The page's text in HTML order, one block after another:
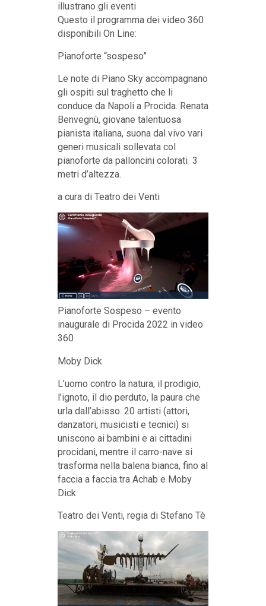
illustrano gli eventi
Questo il programma dei video 360
disponibili On Line:
Pianoforte “sospeso”
Le note di Piano Sky accompagnano
gli ospiti sul traghetto che li
conduce da Napoli a Procida. Renata
Benvegnù, giovane talentuosa
pianista italiana, suona dal vivo vari
generi musicali sollevata col
pianoforte da palloncini colorati 3
metri d’altezza.
a cura di Teatro dei Venti
Pianoforte Sospeso – evento
inaugurale di Procida 2022 in video
360
Moby Dick
L’uomo contro la natura, il prodigio,
l’ignoto, il dio perduto, la paura che
urla dall’abisso. 20 artisti (attori,
danzatori, musicisti e tecnici) si
uniscono ai bambini e ai cittadini
procidani, mentre il carro-nave si
trasforma nella balena bianca, fino al
faccia a faccia tra Achab e Moby
Dick
Teatro dei Venti, regia di Stefano Tè